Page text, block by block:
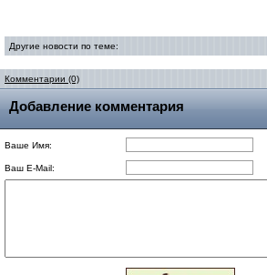
Другие новости по теме:
Комментарии (0)
Добавление комментария
Ваше Имя:
Ваш E-Mail: